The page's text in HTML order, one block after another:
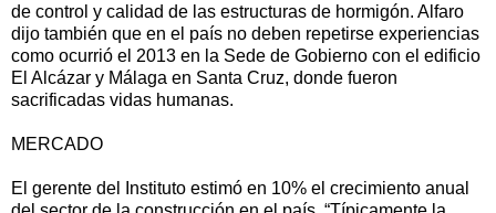
de control y calidad de las estructuras de hormigón. Alfaro
dijo también que en el país no deben repetirse experiencias
como ocurrió el 2013 en la Sede de Gobierno con el edificio
El Alcázar y Málaga en Santa Cruz, donde fueron
sacrificadas vidas humanas.
MERCADO
El gerente del Instituto estimó en 10% el crecimiento anual